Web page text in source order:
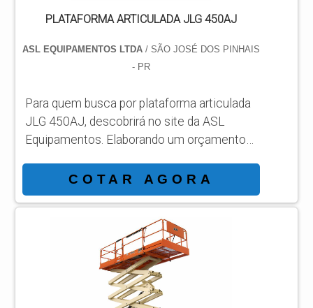
PLATAFORMA ARTICULADA JLG 450AJ
ASL EQUIPAMENTOS LTDA/ SÃO JOSÉ DOS PINHAIS
- PR
Para quem busca por plataforma articulada
JLG 450AJ, descobrirá no site da ASL
Equipamentos. Elaborando um orçamento
conhecendo a líder da área de atuação.
Quando a temática é plataforma articulada
JLG 450AJ, com a ASL Equipamentos
atingirá eficiência com comprometimento
com os resultados dos clientes.
DIFERENCIAIS IMPORTANTES DE
PLATAFORMA ARTICULADA JLG 450AJ
Há muitas maneiras eficientes de...
COTAR AGORA